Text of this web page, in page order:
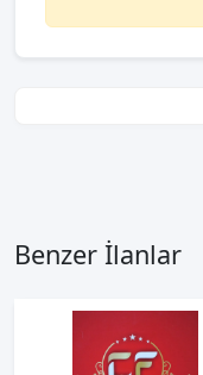
Benzer İlanlar